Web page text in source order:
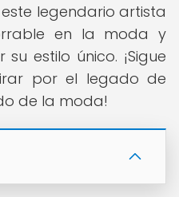
legendario artista
en la moda y
estilo único. ¡Sigue
por el legado de
de la moda!